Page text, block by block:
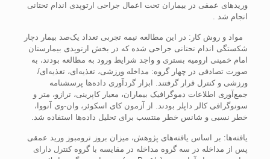
وريدهای عمقی در بيماران تحت اعمال جراحی ارتوپدی اندام تحتانی
انجام شد .
مواد و روش کار: در اين مطالعه نيمه تجربی تعداد يک‌صد بيمار دچار
شکستگی اندام تحتانی جراحی شده که در بخش ارتوپدی بيمارستان
امام خمينی اروميه بستری و واجد شرايط ورود به مطالعه بودند، به
صورت تصادفی در چهار گروه: مداخله ورزشی، تغذيه‌ای، تغذيه‌ای/
ورزشی و کنترل قرار گرفتند. ابزار گردآوری داده‌ها پرسشنامه
جمع‌آوری اطلاعات دموگرافيک بيماران، معيار کاپرينی، ترازو، متر و
سونوگرافی کالر داپلر بودند. از آزمون کای اسکوئر، وان-وی آنووا،
خطر نسبی و شانس خطر منتسب برای تحليل داده‌ها استفاده شد.
يافته‌ها: بر اساس يافته‌های پژوهش، ميزان بروز ترومبوز وريد عمقی
پس از مداخله در سه گروه مداخله در مقايسه با گروه کنترل دارای